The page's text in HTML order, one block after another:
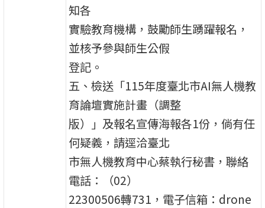
知各
實驗教育機構，鼓勵師生踴躍報名，
並核予參與師生公假
登記。
五、檢送「115年度臺北市AI無人機教
育論壇實施計畫（調整
版）」及報名宣傳海報各1份，倘有任
何疑義，請逕洽臺北
市無人機教育中心蔡執行秘書，聯絡
電話：（02）
22300506轉731，電子信箱：drone